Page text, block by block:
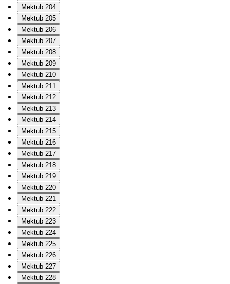
Mektub 204
Mektub 205
Mektub 206
Mektub 207
Mektub 208
Mektub 209
Mektub 210
Mektub 211
Mektub 212
Mektub 213
Mektub 214
Mektub 215
Mektub 216
Mektub 217
Mektub 218
Mektub 219
Mektub 220
Mektub 221
Mektub 222
Mektub 223
Mektub 224
Mektub 225
Mektub 226
Mektub 227
Mektub 228